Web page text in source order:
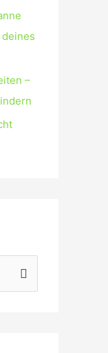
deines
–